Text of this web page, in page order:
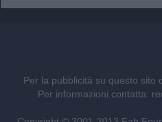
Per la pubblicità su questo sito
Per informazioni contatta: